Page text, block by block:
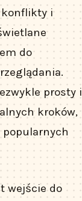
konflikty i
do
prosty i
kroków,
wejście do